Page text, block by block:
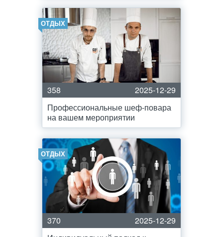
ОТДЫХ
358
2025-12-29
Профессиональные шеф-повара
на вашем мероприятии
ОТДЫХ
370
2025-12-29